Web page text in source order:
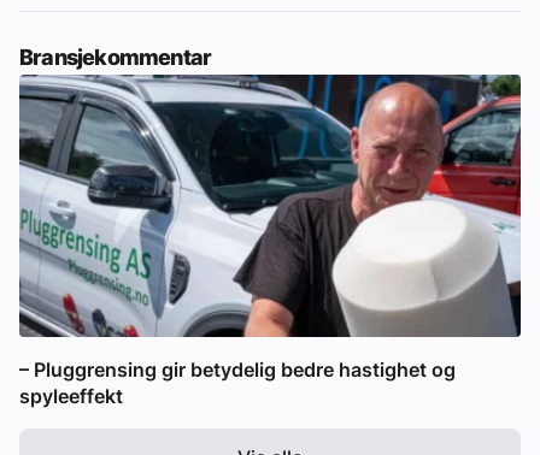
Bransjekommentar
– Pluggrensing gir betydelig bedre hastighet og
spyleeffekt